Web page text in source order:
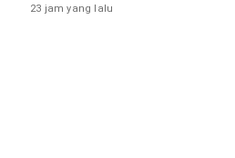
23 jam yang lalu